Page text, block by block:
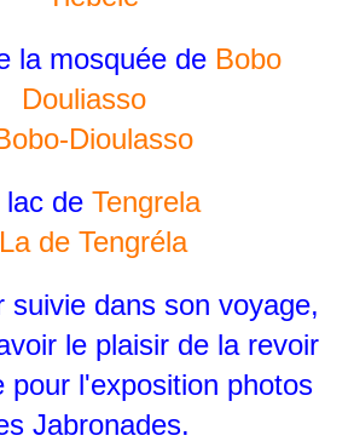
la mosquée de Bobo
Douliasso
lac de Tengrela
suivie dans son voyage,
le plaisir de la revoir
pour l'exposition photos
Jabronades.